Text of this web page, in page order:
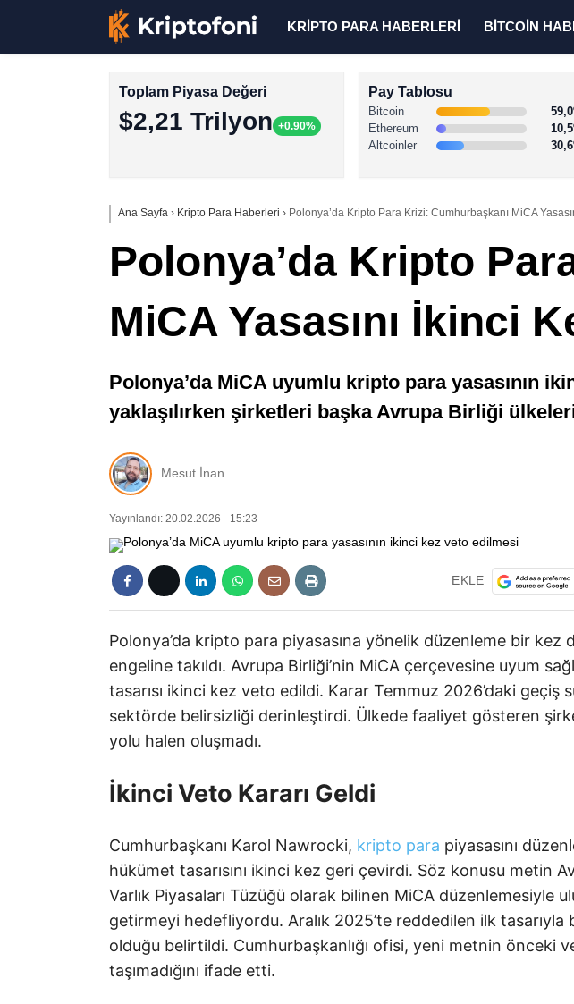
KRİPTO PARA HABERLERİ BİTCOİN
Toplam Piyasa Değeri
$2,21 Trilyon +0.90%
Pay Tablosu
Bitcoin
Ethereum
Altcoinler
Ana Sayfa › Kripto Para Haberleri › Polonya’da Kripto Para Krizi: Cumhurbaşkanı MiCA
Polonya’da Kripto
MiCA Yasasını İkinci
Polonya’da MiCA uyumlu kripto para yasasının
yaklaşılırken şirketleri başka Avrupa Birliği
Mesut İnan
Yayınlandı: 20.02.2026 - 15:23
EKLE
Polonya’da kripto para piyasasına yönelik düzenleme bir kez
engeline takıldı. Avrupa Birliği’nin MiCA çerçevesine uyum
tasarısı ikinci kez veto edildi. Karar Temmuz 2026’daki geçiş
sektörde belirsizliği derinleştirdi. Ülkede faaliyet gösteren
yolu halen oluşmadı.
İkinci Veto Kararı Geldi
Cumhurbaşkanı Karol Nawrocki, kripto para piyasasını
hükümet tasarısını ikinci kez geri çevirdi. Söz konusu metin
Varlık Piyasaları Tüzüğü olarak bilinen MiCA düzenlemesiyle
getirmeyi hedefliyordu. Aralık 2025’te reddedilen ilk tasarıyla
olduğu belirtildi. Cumhurbaşkanlığı ofisi, yeni metnin önceki
taşımadığını ifade etti.